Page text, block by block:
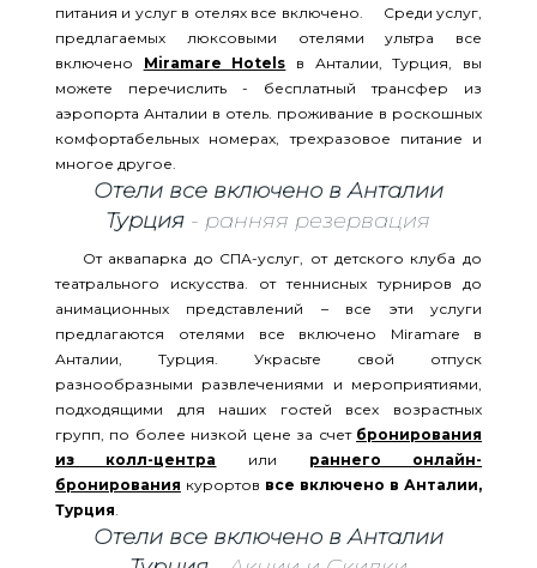
питания и услуг в отелях все включено. Среди услуг,
предлагаемых люксовыми отелями ультра все
включено Miramare Hotels в Анталии, Турция, вы
можете перечислить - бесплатный трансфер из
аэропорта Анталии в отель. проживание в роскошных
комфортабельных номерах, трехразовое питание и
многое другое.
Отели все включено в Анталии
Турция - ранняя резервация
От аквапарка до СПА-услуг, от детского клуба до
театрального искусства. от теннисных турниров до
анимационных представлений – все эти услуги
предлагаются отелями все включено Miramare в
Анталии, Турция. Украсьте свой отпуск
разнообразными развлечениями и мероприятиями,
подходящими для наших гостей всех возрастных
групп, по более низкой цене за счет бронирования
из колл-центра или раннего онлайн-
бронирования курортов все включено в Анталии,
Турция.
Отели все включено в Анталии